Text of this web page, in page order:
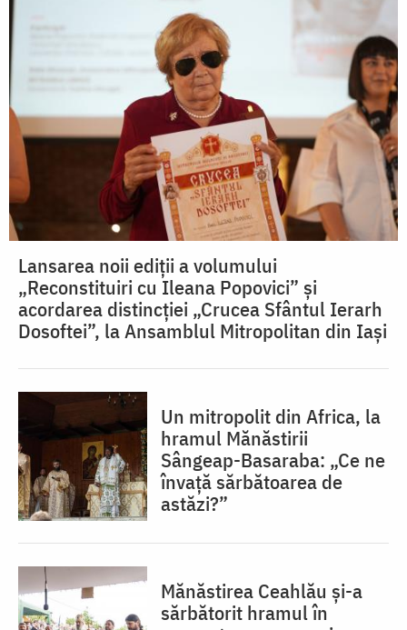
Lansarea noii ediții a volumului
„Reconstituiri cu Ileana Popovici” și
acordarea distincției „Crucea Sfântul Ierarh
Dosoftei”, la Ansamblul Mitropolitan din Iași
Un mitropolit din Africa, la
hramul Mănăstirii
Sângeap-Basaraba: „Ce ne
învață sărbătoarea de
astăzi?”
Mănăstirea Ceahlău și-a
sărbătorit hramul în